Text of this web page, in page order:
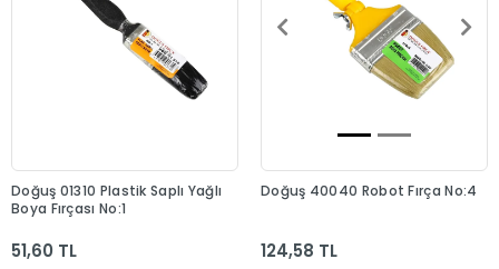
Doğuş 01310 Plastik Saplı Yağlı
Boya Fırçası No:1
51,60 TL
Doğuş 40040 Robot Fırça No:4
124,58 TL